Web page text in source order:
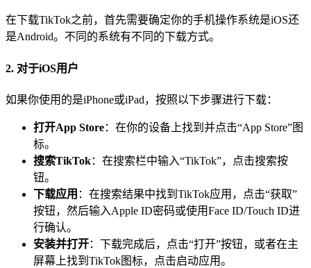
在下载TikTok之前，首先需要确定你的手机操作系统是iOS还
是Android。不同的系统有不同的下载方式。
2. 对于iOS用户
如果你使用的是iPhone或iPad，按照以下步骤进行下载：
打开App Store：在你的设备上找到并点击“App Store”图
标。
搜索TikTok：在搜索栏中输入“TikTok”，点击搜索按
钮。
下载应用 ：在搜索结果中找到TikTok应用，点击“获取”
按钮，然后输入Apple ID密码或使用Face ID/Touch ID进
行确认。
安装并打开：下载完成后，点击“打开”按钮，或者在主
屏幕上找到TikTok图标，点击启动应用。